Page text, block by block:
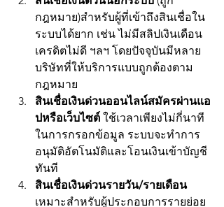
กฎหมาย)สำหรับผู้ที่เข้าถึงสินเชื่อใน
ระบบได้ยาก เช่น ไม่มีสลิปเงินเดือน
เครดิตไม่ดี ฯลฯ โดยปัจจุบันมีหลาย
บริษัทที่ให้บริการแบบถูกต้องตาม
กฎหมาย
สินเชื่อเงินด่วนออนไลน์สมัครผ่านแอ
ปหรือเว็บไซต์ ใช้เวลาเพียงไม่กี่นาที
ในการกรอกข้อมูล ระบบจะทำการ
อนุมัติอัตโนมัติและโอนเงินเข้าบัญชี
ทันที
สินเชื่อเงินด่วนรายวัน/รายเดือน
เหมาะสำหรับผู้ประกอบการรายย่อย